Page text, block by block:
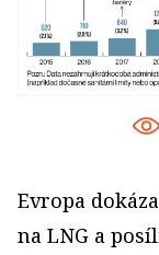
Evropa
na LNG a